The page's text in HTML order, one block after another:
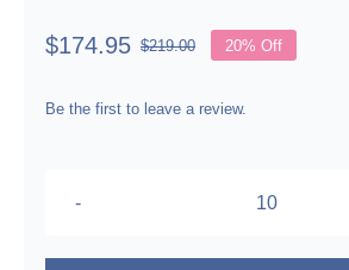
$219.00Original
was:
$174.95
Current
is:
20% Off
Be the first to leave a review.